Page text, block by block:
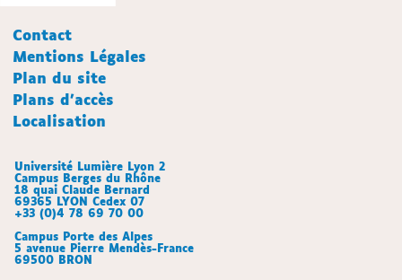
Contact
Mentions Légales
Plan du site
Plans d'accès
Localisation
Université Lumière Lyon 2
Campus Berges du Rhône
18 quai Claude Bernard
69365 LYON Cedex 07
+33 (0)4 78 69 70 00
Campus Porte des Alpes
5 avenue Pierre Mendès-France
69500 BRON